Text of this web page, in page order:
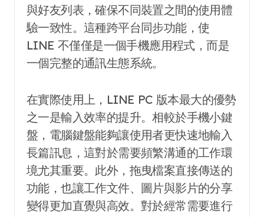
與好友列表，確保不同裝置之間的使用體
驗一致性。這種跨平台同步功能，使
LINE 不僅僅是一個手機應用程式，而是
一個完整的通訊生態系統。
在實際使用上，LINE PC 版本最大的優勢
之一是輸入效率的提升。相較於手機小鍵
盤，電腦鍵盤能夠讓使用者更快速地輸入
長篇訊息，這對於需要頻繁溝通的工作環
境尤其重要。此外，拖曳檔案直接傳送的
功能，也讓工作文件、圖片與影片的分享
變得更加直覺與高效。對於經常需要進行